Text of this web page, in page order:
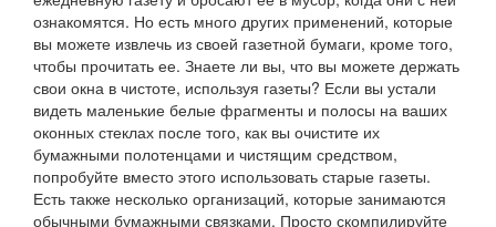
ознакомятся. Но есть много других применений, которые
вы можете извлечь из своей газетной бумаги, кроме того,
чтобы прочитать ее. Знаете ли вы, что вы можете держать
свои окна в чистоте, используя газеты? Если вы устали
видеть маленькие белые фрагменты и полосы на ваших
оконных стеклах после того, как вы очистите их
бумажными полотенцами и чистящим средством,
попробуйте вместо этого использовать старые газеты.
Есть также несколько организаций, которые занимаются
обычными бумажными связками. Просто скомпилируйте